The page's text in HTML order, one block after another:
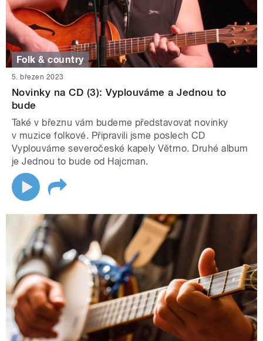
Folk & country
5. březen 2023
Novinky na CD (3): Vyplouváme a Jednou to
bude
Také v březnu vám budeme představovat novinky
v muzice folkové. Připravili jsme poslech CD
Vyplouváme severočeské kapely Větrno. Druhé album
je Jednou to bude od Hajcman.